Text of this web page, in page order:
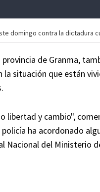
domingo contra la dictadura
provincia de Granma,
situación que están
libertad y cambio",
ha acordonado
Nacional del Ministerio